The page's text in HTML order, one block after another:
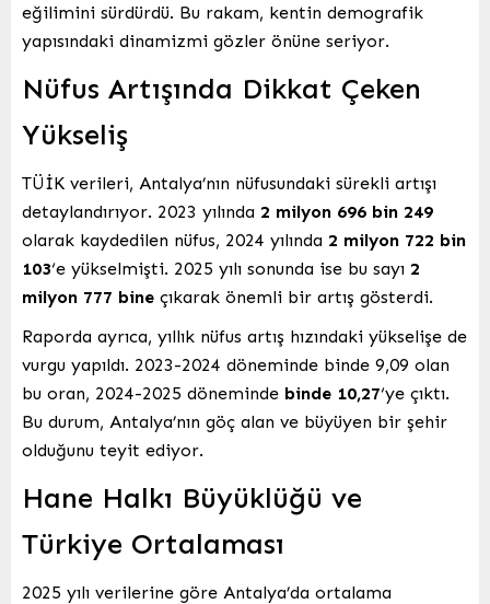
eğilimini sürdürdü. Bu rakam, kentin demografik
yapısındaki dinamizmi gözler önüne seriyor.
Nüfus Artışında Dikkat Çeken
Yükseliş
TÜİK verileri, Antalya’nın nüfusundaki sürekli artışı
detaylandırıyor. 2023 yılında 2 milyon 696 bin 249
olarak kaydedilen nüfus, 2024 yılında 2 milyon 722 bin
103‘e yükselmişti. 2025 yılı sonunda ise bu sayı 2
milyon 777 bine çıkarak önemli bir artış gösterdi.
Raporda ayrıca, yıllık nüfus artış hızındaki yükselişe de
vurgu yapıldı. 2023-2024 döneminde binde 9,09 olan
bu oran, 2024-2025 döneminde binde 10,27‘ye çıktı.
Bu durum, Antalya’nın göç alan ve büyüyen bir şehir
olduğunu teyit ediyor.
Hane Halkı Büyüklüğü ve
Türkiye Ortalaması
2025 yılı verilerine göre Antalya’da ortalama